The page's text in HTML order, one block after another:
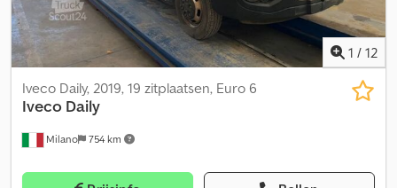
bladveren. Dsdpezdqaaofx Acdjkr
1 / 12
Milano 754 km
Iveco Daily, 2019, 19 zitplaatsen, Euro 6
Iveco Daily